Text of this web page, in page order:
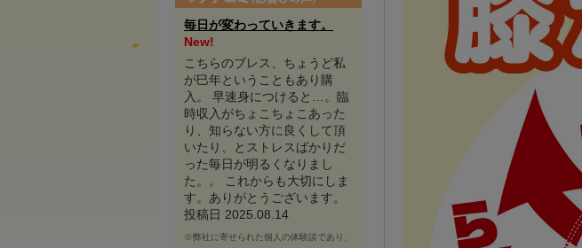
毎日が変わっていきます。
New!
こちらのブレス、ちょうど私
が巳年ということもあり購
入。 早速身につけると…。臨
時収入がちょこちょこあった
り、知らない方に良くして頂
いたり、とストレスばかりだ
った毎日が明るくなりまし
た。。 これからも大切にしま
す。ありがとうございます。
投稿日 2025.08.14
※弊社に寄せられた個人の体験談であり、